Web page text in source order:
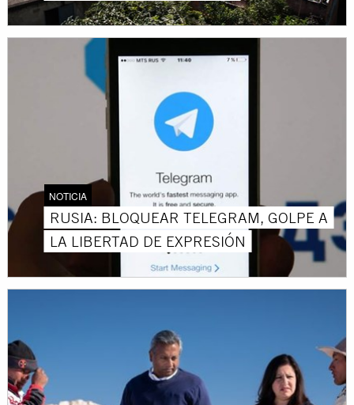
NOTICIA
RUSIA: BLOQUEAR TELEGRAM, GOLPE A
LA LIBERTAD DE EXPRESIÓN